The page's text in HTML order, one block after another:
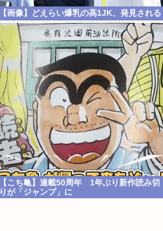
【画像】どえらい爆乳の高1JK、発見される
【こち亀】連載50周年 1年ぶり新作読み切
りが「ジャンプ」に